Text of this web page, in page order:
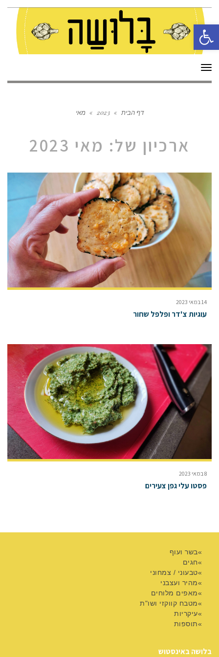
פתח סרגל נגישות
תפריט
דף הבית »
2023
» מאי
ארכיון של: מאי 2023
14 במאי 2023
עוגיות צ'דר ופלפל שחור
8 במאי 2023
פסטו עלי גפן צעירים
בשר ועוף
חגים
טבעוני / צמחוני
מהיר ועצבני
מאפים מלוחים
מטבח קווקזי ושו"ת
עיקריות
תוספות
בלושה באינסטוש